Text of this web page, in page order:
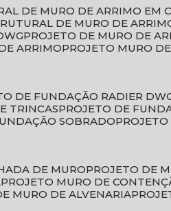
DE MURO DE ARRIMO EM
DE MURO DE
PROJETO DE MURO DE
ARRIMO
PROJETO MURO
DE FUNDAÇÃO RADIER
TRINCAS
PROJETO DE
SOBRADO
DE MURO
PROJETO DE
PROJETO MURO DE
MURO DE ALVENARIA